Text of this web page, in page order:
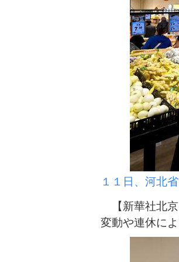
１１日、河北
【新華社北京
変動や連休に